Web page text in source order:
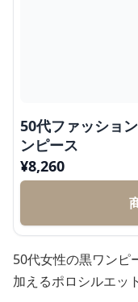
50代ファッショ
ンピース
¥8,260
50代女性の黒ワンピ
加えるポロシルエッ